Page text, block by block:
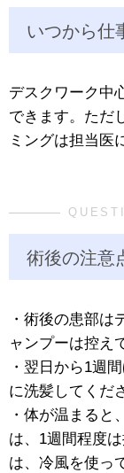
いつから仕
デスクワーク中
できます。ただ
ミングは担当医
術後の注意
・術後の患部は
ャンプーは控え
・翌日から1週
に洗髪してくだ
・体が温まると
は、1週間程度
は、冷風を使っ